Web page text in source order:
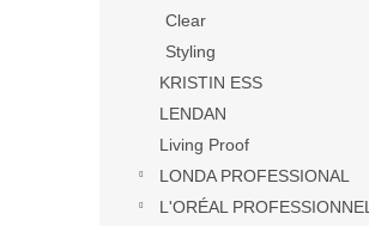
Clear
Styling
KRISTIN ESS
LENDAN
Living Proof
LONDA PROFESSIONAL
L'ORÉAL PROFESSIONNEL